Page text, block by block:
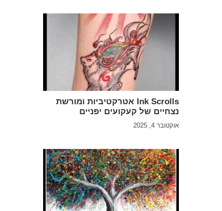
Ink Scrolls אטרקטיביות ומורשת
נצחיים של קעקועים יפניים
אוקטובר 4, 2025